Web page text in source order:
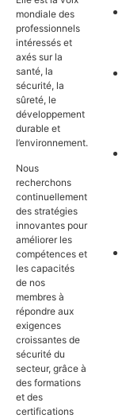
mondiale des
professionnels
intéressés et
axés sur la
santé, la
sécurité, la
sûreté, le
développement
durable et
l’environnement.
Nous
recherchons
continuellement
des stratégies
innovantes pour
améliorer les
compétences et
les capacités
de nos
membres à
répondre aux
exigences
croissantes de
sécurité du
secteur, grâce à
des formations
et des
certifications